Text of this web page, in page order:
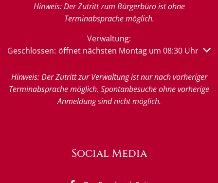
Hinweis: Der Zutritt zum Bürgerbüro ist ohne
Terminabsprache möglich.
Verwaltung:
Klicken, um weitere Öffnungs- oder Schließzeiten
Geschlossen: öffnet nächsten Montag um 08:30 Uhr
Hinweis: Der Zutritt zur Verwaltung ist nur nach vorheriger
Terminabsprache möglich. Spontanbesuche ohne vorherige
Anmeldung sind nicht möglich.
Social Media